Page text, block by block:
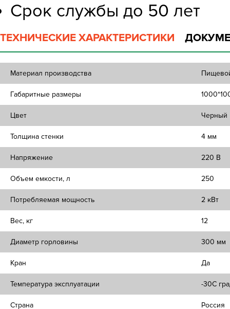
Срок службы до 50 лет
ТЕХНИЧЕСКИЕ ХАРАКТЕРИСТИКИ
Материал производства
Габаритные размеры
Цвет Черный
Толщина стенки 4 мм
Напряжение 220 В
Объем емкости, л 250
Потребляемая мощность 2 кВт
Вес, кг 12
Диаметр горловины 300 мм
Кран Да
Температура эксплуатации -30C
Страна Россия